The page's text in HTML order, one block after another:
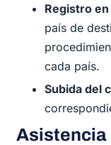
Registro
país de
cada país.
Subida del
Asistencia